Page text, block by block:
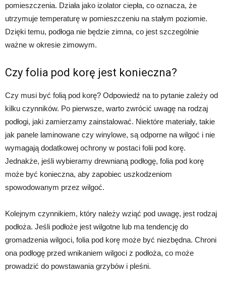
pomieszczenia. Działa jako izolator ciepła, co oznacza, że
utrzymuje temperaturę w pomieszczeniu na stałym poziomie.
Dzięki temu, podłoga nie będzie zimna, co jest szczególnie
ważne w okresie zimowym.
Czy folia pod korę jest konieczna?
Czy musi być folią pod korę? Odpowiedź na to pytanie zależy od
kilku czynników. Po pierwsze, warto zwrócić uwagę na rodzaj
podłogi, jaki zamierzamy zainstalować. Niektóre materiały, takie
jak panele laminowane czy winylowe, są odporne na wilgoć i nie
wymagają dodatkowej ochrony w postaci folii pod korę.
Jednakże, jeśli wybieramy drewnianą podłogę, folia pod korę
może być konieczna, aby zapobiec uszkodzeniom
spowodowanym przez wilgoć.
Kolejnym czynnikiem, który należy wziąć pod uwagę, jest rodzaj
podłoża. Jeśli podłoże jest wilgotne lub ma tendencję do
gromadzenia wilgoci, folia pod korę może być niezbędna. Chroni
ona podłogę przed wnikaniem wilgoci z podłoża, co może
prowadzić do powstawania grzybów i pleśni.